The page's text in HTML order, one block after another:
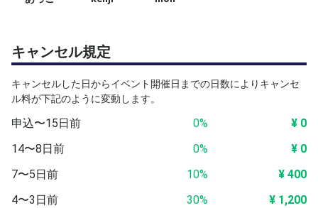
身体を動かした後だからこそ感じられる、深いリラックス
と“ととのい”。
ピックルボールで心拍を上げた状態から、そのままサウナ
通常とは違うコンディションでのリカバリー体験を味わえ
ます。
キャンセル規定
キャンセルした日からイベント開催日までの日数によりキャンセ
ル料が下記のように変動します。
申込〜15日前 0%
¥ 0
14〜8日前
0%
¥ 0
7〜5日前
10%
¥ 400
4〜3日前
30%
¥ 1,200